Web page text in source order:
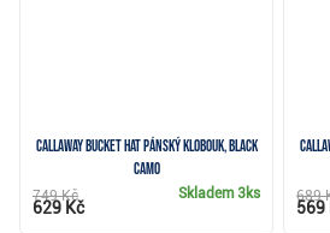
Callaway Bucket Hat pánský klobouk, black
camo
Skladem3ks
749 Kč
629 Kč
689
569